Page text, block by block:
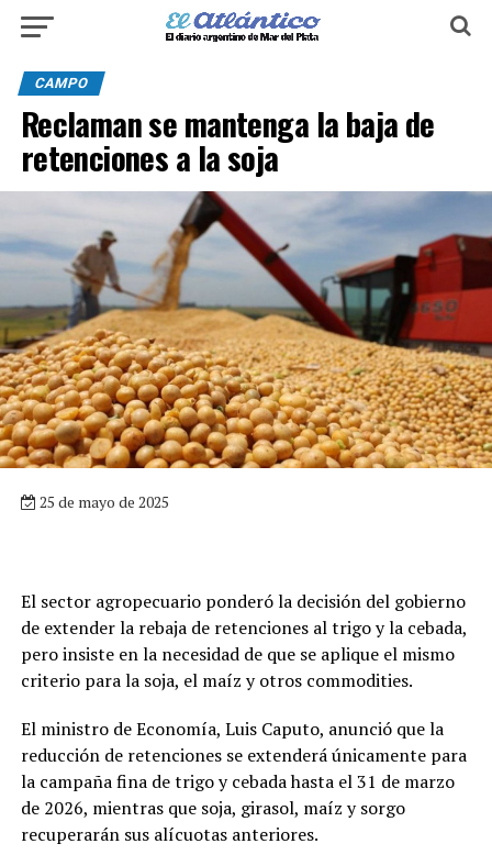
CAMPO
Reclaman se mantenga la baja de
retenciones a la soja
25 de mayo de 2025
El sector agropecuario ponderó la decisión del gobierno
de extender la rebaja de retenciones al trigo y la cebada,
pero insiste en la necesidad de que se aplique el mismo
criterio para la soja, el maíz y otros commodities.
El ministro de Economía, Luis Caputo, anunció que la
reducción de retenciones se extenderá únicamente para
la campaña fina de trigo y cebada hasta el 31 de marzo
de 2026, mientras que soja, girasol, maíz y sorgo
recuperarán sus alícuotas anteriores.